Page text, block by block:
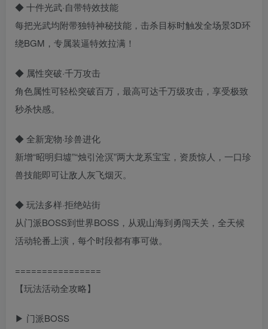
◆ 十件光武·自带特效技能
每把光武均附带独特神秘技能，击杀目标时触发全场景3D环
绕BGM，专属装逼特效拉满！
◆ 属性突破·千万攻击
角色属性可轻松突破百万，最高可达千万级攻击，享受极致
秒杀快感。
◆ 全新宠物·珍兽进化
新增“昭明归墟”“烛引沧溟”两大龙系宝宝，资质惊人，一口珍
兽技能即可让敌人灰飞烟灭。
◆ 玩法多样·拒绝站街
从门派BOSS到世界BOSS，从观山海到勇闯天关，全天候
活动轮番上演，每个时段都有事可做。
================
【玩法活动全攻略】
▶ 门派BOSS